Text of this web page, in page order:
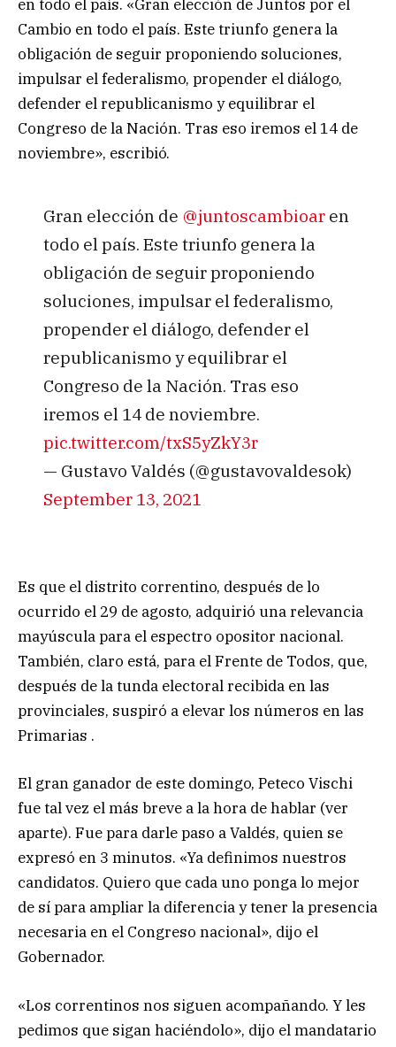
en todo el país. «Gran elección de Juntos por el
Cambio en todo el país. Este triunfo genera la
obligación de seguir proponiendo soluciones,
impulsar el federalismo, propender el diálogo,
defender el republicanismo y equilibrar el
Congreso de la Nación. Tras eso iremos el 14 de
noviembre», escribió.
Gran elección de @juntoscambioaren
todo el país. Este triunfo genera la
obligación de seguir proponiendo
soluciones, impulsar el federalismo,
propender el diálogo, defender el
republicanismo y equilibrar el
Congreso de la Nación. Tras eso
iremos el 14 de noviembre.
pic.twitter.com/txS5yZkY3r
— Gustavo Valdés (@gustavovaldesok)
September 13, 2021
Es que el distrito correntino, después de lo
ocurrido el 29 de agosto, adquirió una relevancia
mayúscula para el espectro opositor nacional.
También, claro está, para el Frente de Todos, que,
después de la tunda electoral recibida en las
provinciales, suspiró a elevar los números en las
Primarias .
El gran ganador de este domingo, Peteco Vischi
fue tal vez el más breve a la hora de hablar (ver
aparte). Fue para darle paso a Valdés, quien se
expresó en 3 minutos. «Ya definimos nuestros
candidatos. Quiero que cada uno ponga lo mejor
de sí para ampliar la diferencia y tener la presencia
necesaria en el Congreso nacional», dijo el
Gobernador.
«Los correntinos nos siguen acompañando. Y les
pedimos que sigan haciéndolo», dijo el mandatario